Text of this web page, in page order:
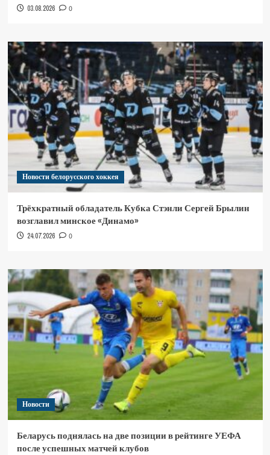
03.08.2026 0
Новости белорусского хоккея
Трёхкратный обладатель Кубка Стэнли Сергей Брылин
возглавил минское «Динамо»
24.07.2026 0
Новости
Беларусь поднялась на две позиции в рейтинге УЕФА
после успешных матчей клубов